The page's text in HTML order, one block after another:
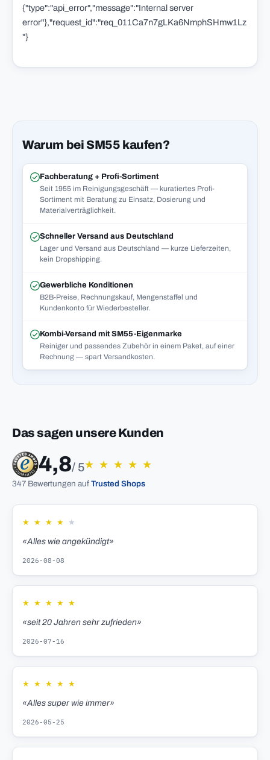
{"type":"api_error","message":"Internal server
error"},"request_id":"req_011Ca7n7gLKa6NmphSHmw1Lz
"}
Warum bei SM55 kaufen?
Fachberatung + Profi-Sortiment
Seit 1955 im Reinigungsgeschäft — kuratiertes Profi-
Sortiment mit Beratung zu Einsatz, Dosierung und
Materialverträglichkeit.
Schneller Versand aus Deutschland
Lager und Versand aus Deutschland — kurze Lieferzeiten,
kein Dropshipping.
Gewerbliche Konditionen
B2B-Preise, Rechnungskauf, Mengenstaffel und
Kundenkonto für Wiederbesteller.
Kombi-Versand mit SM55-Eigenmarke
Reiniger und passendes Zubehör in einem Paket, auf einer
Rechnung — spart Versandkosten.
Das sagen unsere Kunden
4,8/ 5★ ★ ★ ★ ★
347 Bewertungen auf Trusted Shops
★ ★ ★ ★ ★
«Alles wie angekündigt»
2026-08-08
★ ★ ★ ★ ★
«seit 20 Jahren sehr zufrieden»
2026-07-16
★ ★ ★ ★ ★
«Alles super wie immer»
2026-05-25